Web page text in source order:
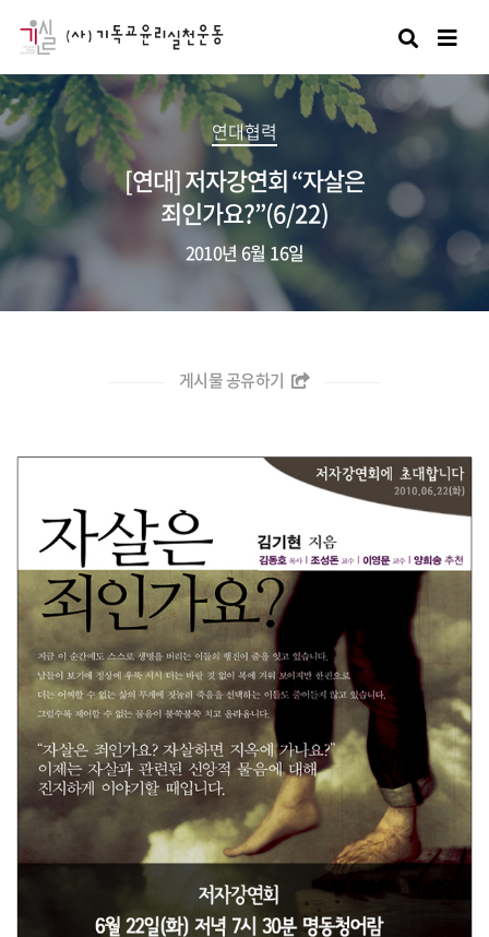
검색
연대협력
[연대] 저자강연회 “자살은
죄인가요?”(6/22)
2010년 6월 16일
게시물 공유하기